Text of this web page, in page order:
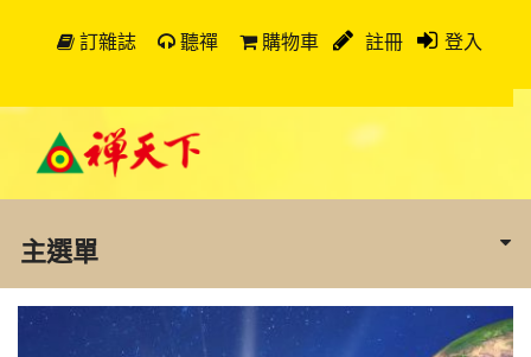
訂雜誌 聽禪 購物車 註冊 登入
主選單